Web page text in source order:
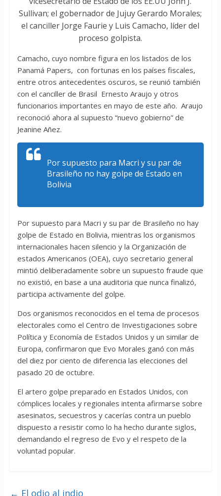
Sullivan; el gobernador de Jujuy Gerardo Morales;
el canciller Jorge Faurie y Luis Camacho, líder del
proceso golpista.
Camacho, cuyo nombre figura en los listados de los
Panamá Papers, con fortunas en los países fiscales,
entre otros antecedentes oscuros, se reunió también
con el canciller de Brasil Ernesto Araujo y otros
funcionarios importantes en mayo de este año. Araujo
reconoció ahora al supuesto “nuevo gobierno” de
Jeanine Añez.
Por supuesto para Macri y su par de
Brasileño no hay golpe de Estado en
Bolivia
Por supuesto para Macri y su par de Brasileño no hay
golpe de Estado en Bolivia, mientras los organismos
internacionales hacen silencio y la Organización de
estados Americanos (OEA), cuyo secretario general
mintió deliberadamente sobre un supuesto fraude que
no existió, en base a una auditoria que nunca finalizó,
participa activamente del golpe.
Dos organismos reconocidos en el tema de procesos
electorales como el Centro de Investigaciones sobre
Política y Economía de Estados Unidos y un similar de
Europa, confirmaron que Evo Morales ganó con más
del diez por ciento de diferencia las elecciones del
pasado 20 de octubre.
El artero golpe preparado en Estados Unidos, con
cómplices locales y regionales intenta afirmarse sobre
asesinatos, secuestros y cacerías contra un pueblo
dispuesto a resistir como lo ha hecho durante siglos,
demandando el regreso de Evo y el respeto de la
voluntad popular.
← El odio al indio